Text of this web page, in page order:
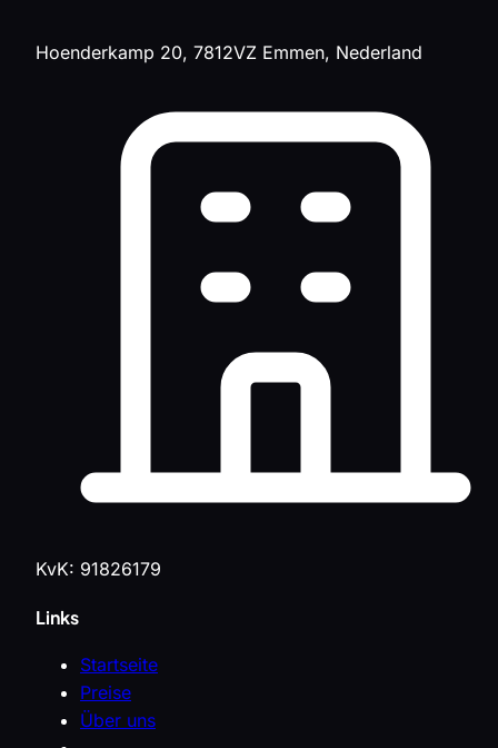
Hoenderkamp 20, 7812VZ Emmen, Nederland
KvK: 91826179
Links
Startseite
Preise
Über uns